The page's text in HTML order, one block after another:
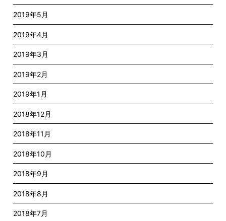
2019年5月
2019年4月
2019年3月
2019年2月
2019年1月
2018年12月
2018年11月
2018年10月
2018年9月
2018年8月
2018年7月